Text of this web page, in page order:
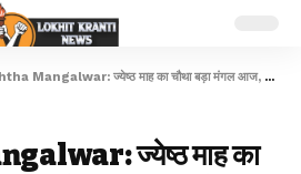
Mangalwar: ज्येष्ठ माह का चौथा बड़ा मंगल आज, जानें बजरंगबली को क्या चढ़ाएं
ज्येष्ठ माह का